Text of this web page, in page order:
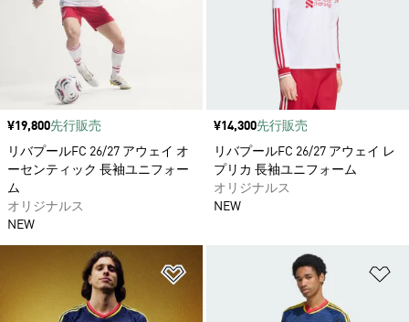
価格
¥19,800先行販売
リバプールFC 26/27 アウェイ オ
ーセンティック 長袖ユニフォー
ム
オリジナルス
NEW
価格
¥14,300先行販売
リバプールFC 26/27 アウェイ レ
プリカ 長袖ユニフォーム
オリジナルス
NEW
ほしいものリストに追加